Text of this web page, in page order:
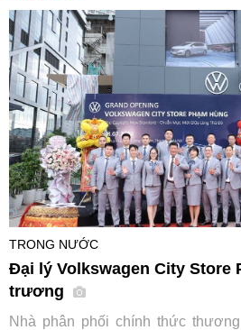
TRONG NƯỚC
Đại lý Volkswagen City Store
trương
Nhà phân phối chính thức